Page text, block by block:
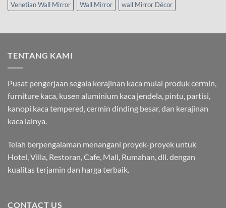
Venetian Wall Mirror
Wall Mirror wall Mirror Décor
TENTANG KAMI
Pusat pengerjaan segala kerajinan kaca mulai produk cermin,
furniture kaca, kusen aluminium kaca jendela, pintu, partisi,
kanopi kaca tempered, cermin dinding besar, dan kerajinan
kaca lainya.
Telah berpengalaman menangani proyek-proyek untuk
Hotel, Villa, Restoran, Cafe, Mall, Rumahan, dll. dengan
kualitas terjamin dan harga terbaik.
CONTACT US